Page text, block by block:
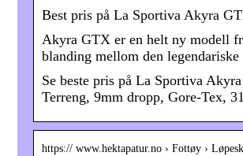
Best pris på La Sportiva Akyra
Akyra GTX er en helt ny modell
blanding mellom den
Se beste pris på La Sportiva
Terreng, 9mm dropp, Gore-Tex,
https:// www.hektapatur.no › Fottøy ›